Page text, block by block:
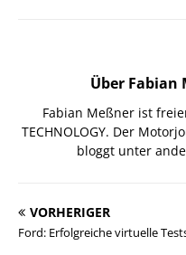
Über Fabian
Fabian Meßner ist
TECHNOLOGY. Der
bloggt unter
VORHERIGER
Ford: Erfolgreiche virtuelle